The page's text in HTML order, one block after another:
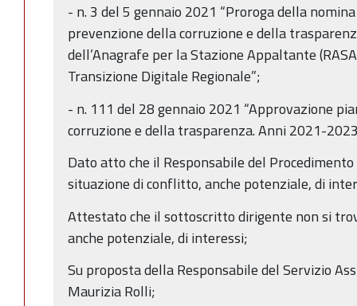
- n. 3 del 5 gennaio 2021 “Proroga della
prevenzione della corruzione e della
dell’Anagrafe per la Stazione Appaltante
Transizione Digitale Regionale”;
- n. 111 del 28 gennaio 2021 “Approvazione
corruzione e della trasparenza. Anni 2021-
Dato atto che il Responsabile del
situazione di conflitto, anche potenziale, di
Attestato che il sottoscritto dirigente non si
anche potenziale, di interessi;
Su proposta della Responsabile del Servizio
Maurizia Rolli;